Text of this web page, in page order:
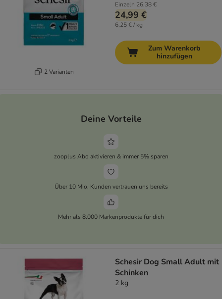
2 Varianten
Einzeln 26,38 €
24,99 €
6,25 € / kg
Zum Warenkorb
hinzufügen
Deine Vorteile
zooplus Abo aktivieren & immer 5% sparen
Über 10 Mio. Kunden vertrauen uns bereits
Mehr als 8.000 Markenprodukte für dich
Schesir Dog Small Adult mit
Schinken
2 kg